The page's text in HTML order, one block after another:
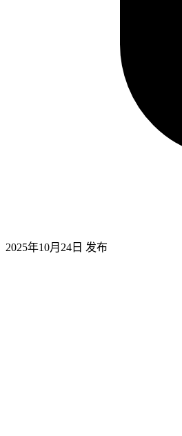
2025年10月24日 发布